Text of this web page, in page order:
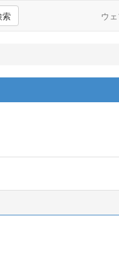
索 ウ